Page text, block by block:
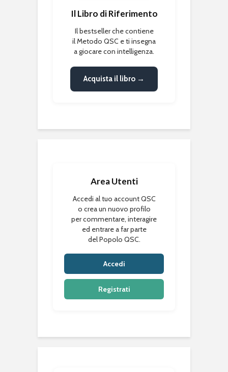
Il Libro di Riferimento
Il bestseller che contiene
il Metodo QSC e ti insegna
a giocare con intelligenza.
Acquista il libro →
Area Utenti
Accedi al tuo account QSC
o crea un nuovo profilo
per commentare, interagire
ed entrare a far parte
del Popolo QSC.
Accedi
Registrati